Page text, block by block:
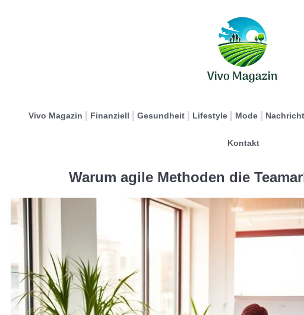
Vivo Magazin Finanziell Gesundheit Lifestyle Mode
Kontakt
Warum agile Methoden die